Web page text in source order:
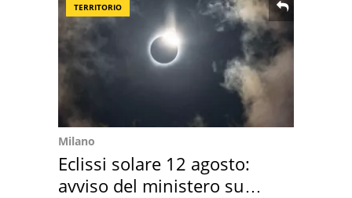
TERRITORIO
Milano
Eclissi solare 12 agosto:
avviso del ministero su